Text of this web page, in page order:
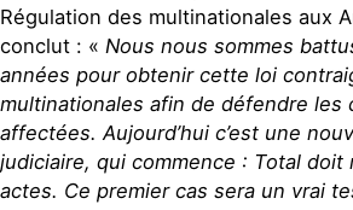
Régulation des multinationales aux
conclut : « Nous nous sommes
années pour obtenir cette loi
multinationales afin de défendre les
affectées. Aujourd’hui c’est une
judiciaire, qui commence : Total doit
actes. Ce premier cas sera un vrai